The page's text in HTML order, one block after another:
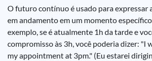
O futuro contínuo é usado para expressar
em andamento em um momento
exemplo, se é atualmente 1h da tarde e
compromisso às 3h, você poderia dizer: "I
my appointment at 3pm." (Eu estarei